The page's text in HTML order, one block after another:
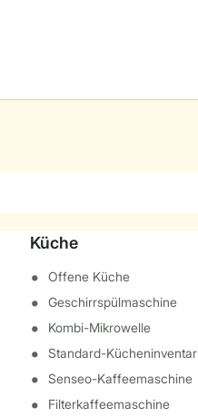
Küche
Offene Küche
Geschirrspülmaschine
Kombi-Mikrowelle
Standard-Kücheninventar
Senseo-Kaffeemaschine
Filterkaffeemaschine